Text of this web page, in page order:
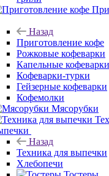
Назад
Приготовление кофе
Рожковые кофеварки
Капельные кофеварки
Кофеварки-турки
Гейзерные кофеварки
Кофемолки
Мясорубки
Назад
Техника для выпечки
Хлебопечи